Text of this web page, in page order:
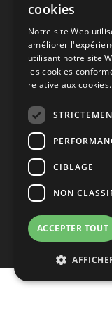
SUIVEZ-
Tous
Ce site
Politique de
cookies
Notre site Web
améliorer
utilisant notre site
les cookies
relative aux cookies.
CIBLAGE
NON
ACCEPTER TOUT